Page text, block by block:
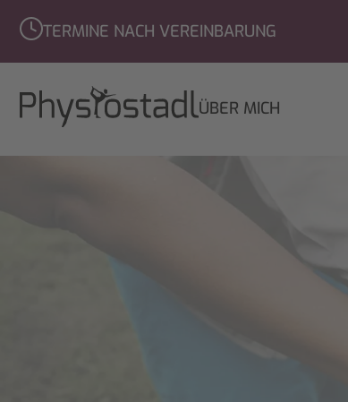
NAVIGATION
ÜBER MICH
TERMINE NACH VEREINBARUNG